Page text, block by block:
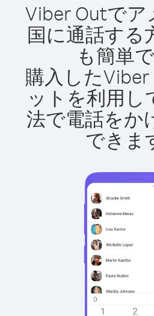
Viber Outでア
国に通話する
も簡単で
購入した
ットを利用し
法で電話をか
できま